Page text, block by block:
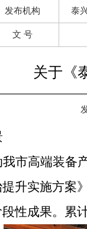
发布机构 泰
文 号
关于《
市高端装备
升实施方案
性成果。累